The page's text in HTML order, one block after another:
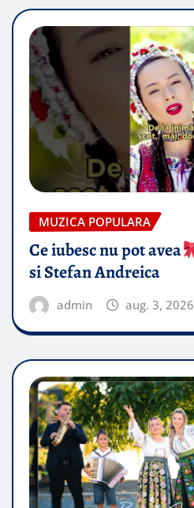
MUZICA POPULARA
Ce iubesc nu pot avea
si Stefan Andreica
admin aug. 3, 2026